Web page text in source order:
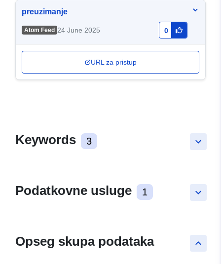
preuzimanje
Atom Feed 24 June 2025 0
URL za pristup
keyboard_arrow_down
Keywords 3
keyboard_arrow_down
Podatkovne usluge 1
keyboard_arrow_up
Opseg skupa podataka